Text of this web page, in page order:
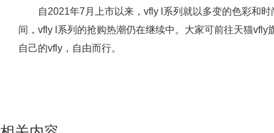
自2021年7月上市以来，vfly l系列就以多变的色彩和
间，vfly l系列的抢购热潮仍在继续中。大家可前往天猫
自己的vfly，自由而行。